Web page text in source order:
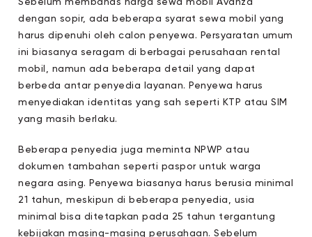
Sebelum membahas harga sewa mobil Avanza
dengan sopir, ada beberapa syarat sewa mobil yang
harus dipenuhi oleh calon penyewa. Persyaratan umum
ini biasanya seragam di berbagai perusahaan rental
mobil, namun ada beberapa detail yang dapat
berbeda antar penyedia layanan. Penyewa harus
menyediakan identitas yang sah seperti KTP atau SIM
yang masih berlaku.
Beberapa penyedia juga meminta NPWP atau
dokumen tambahan seperti paspor untuk warga
negara asing. Penyewa biasanya harus berusia minimal
21 tahun, meskipun di beberapa penyedia, usia
minimal bisa ditetapkan pada 25 tahun tergantung
kebijakan masing-masing perusahaan. Sebelum